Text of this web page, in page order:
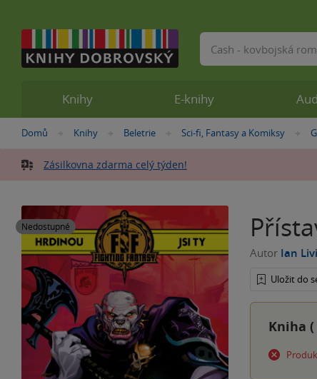
Nacházíte
zde:
Domů »
Knihy »
Beletrie »
Sci-fi, Fantasy a Komiksy »
Zásilkovna zdarma celý týden!
Nedostupné
Autor Ian
Uložit do
Kniha (
Knihy E-knihy
Vyhledávání